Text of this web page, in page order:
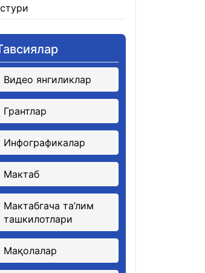
Видео янгиликлар
Грантлар
Инфографикалар
Мактаб
Мактабгача та’лим
ташкилотлари
Мақолалар